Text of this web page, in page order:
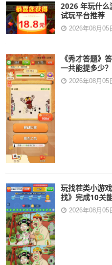
2026 年玩什么
试玩平台推荐
2026年08月05
《秀才答题》
一共能提多少？
2026年08月05
玩找茬类小游
找》完成10关
2026年08月05